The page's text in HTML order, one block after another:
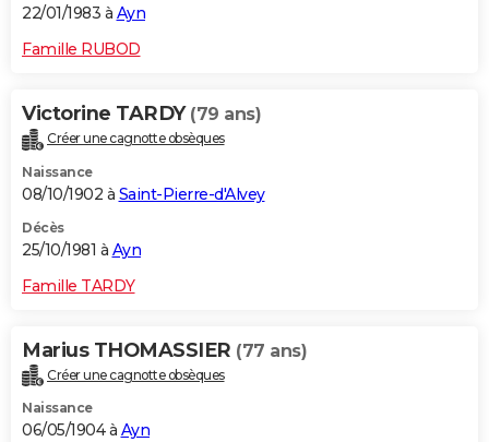
22/01/1983 à Ayn
Famille RUBOD
Victorine TARDY (79 ans)
Créer une cagnotte obsèques
Naissance
08/10/1902 à Saint-Pierre-d'Alvey
Décès
25/10/1981 à Ayn
Famille TARDY
Marius THOMASSIER (77 ans)
Créer une cagnotte obsèques
Naissance
06/05/1904 à Ayn